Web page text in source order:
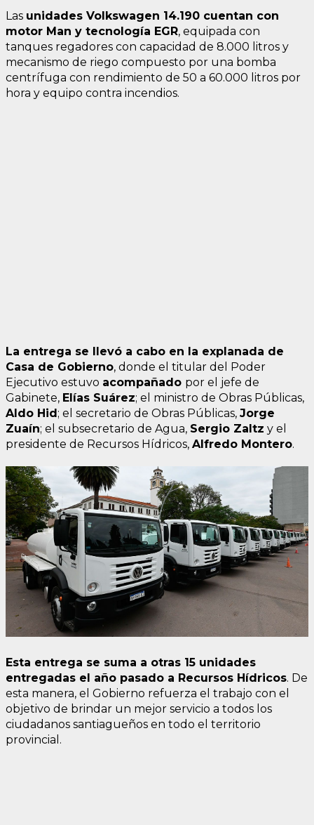
Las unidades Volkswagen 14.190 cuentan con
motor Man y tecnología EGR, equipada con
tanques regadores con capacidad de 8.000 litros y
mecanismo de riego compuesto por una bomba
centrífuga con rendimiento de 50 a 60.000 litros por
hora y equipo contra incendios.
La entrega se llevó a cabo en la explanada de
Casa de Gobierno, donde el titular del Poder
Ejecutivo estuvo acompañado por el jefe de
Gabinete, Elías Suárez; el ministro de Obras Públicas,
Aldo Hid; el secretario de Obras Públicas, Jorge
Zuaín; el subsecretario de Agua, Sergio Zaltz y el
presidente de Recursos Hídricos, Alfredo Montero.
Esta entrega se suma a otras 15 unidades
entregadas el año pasado a Recursos Hídricos. De
esta manera, el Gobierno refuerza el trabajo con el
objetivo de brindar un mejor servicio a todos los
ciudadanos santiagueños en todo el territorio
provincial.